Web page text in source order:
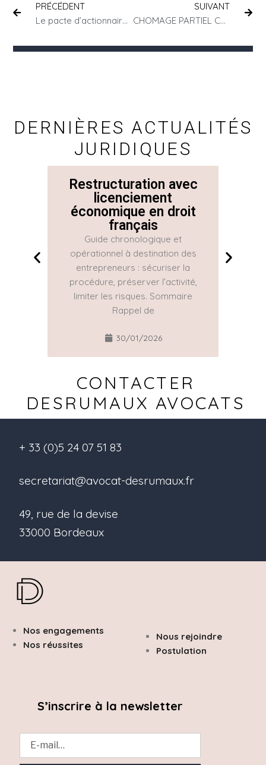
PRÉCÉDENT
Le pacte d’actionnaires et les clauses
SUIVANT
CHOMAGE PARTIEL COVID-19
DERNIÈRES ACTUALITÉS
JURIDIQUES
Restructuration avec
licenciement
économique en droit
français
Guide chronologique et
opérationnel à destination des
entrepreneurs : sécuriser la
procédure, préserver l’activité,
limiter les risques. Sommaire
Rappel de
30/01/2026
CONTACTER
DESRUMAUX AVOCATS
+ 33 (0)5 24 07 51 83
secretariat@avocat-desrumaux.fr
49, rue de la devise
33000 Bordeaux
Nous rejoindre
Postulation
Nos engagements
Nos réussites
S’inscrire à la newsletter